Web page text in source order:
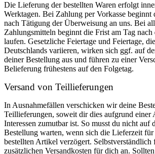
Die Lieferung der bestellten Waren erfolgt
Werktagen. Bei Zahlung per Vorkasse
nach Tätigung der Überweisung an uns. Bei
Zahlungsmitteln beginnt die Frist am Tag nach
laufen. Gesetzliche Feiertage und Feiertage,
Deutschlands variieren, wirken sich ggf. auf
deiner Bestellung aus und führen zu einer
Belieferung frühestens auf den Folgetag.
Versand von Teillieferungen
In Ausnahmefällen verschicken wir deine
Teillieferungen, soweit dir dies aufgrund einer
Interessen zumutbar ist. So musst du nicht auf
Bestellung warten, wenn sich die Lieferzeit
bestellten Artikel verzögert.
zusätzlichen Versandkosten für dich an.